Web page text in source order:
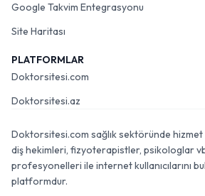
Google Takvim Entegrasyonu
Site Haritası
PLATFORMLAR
Doktorsitesi.com
Doktorsitesi.az
Doktorsitesi.com sağlık sektöründe hizmet
diş hekimleri, fizyoterapistler, psikologlar
profesyonelleri ile internet kullanıcılarını
platformdur.